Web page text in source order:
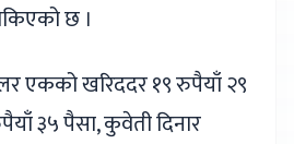
छ ।
एकको खरिददर १९ रुपैयाँ २९
३५ पैसा, कुवेती दिनार